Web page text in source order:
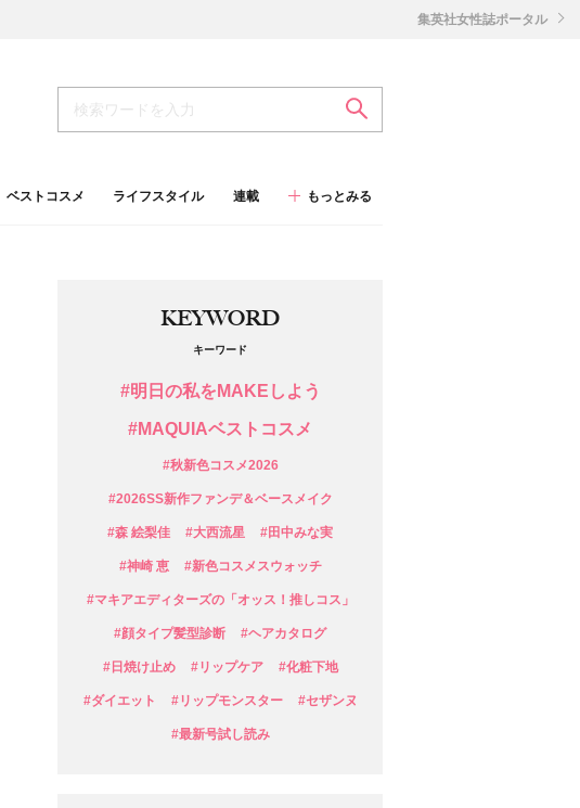
ベストコスメ ライフスタイル 連載 もっとみる
集英社女性誌ポータル
KEYWORD
キーワード
#明日の私をMAKEしよう
#MAQUIAベストコスメ
#秋新色コスメ2026
#2026SS新作ファンデ＆ベースメイク
#森 絵梨佳 #大西流星 #田中みな実
#神崎 恵 #新色コスメスウォッチ
#マキアエディターズの「オッス！推しコス」
#顔タイプ髪型診断 #ヘアカタログ
#日焼け止め #リップケア #化粧下地
#ダイエット #リップモンスター #セザンヌ
#最新号試し読み